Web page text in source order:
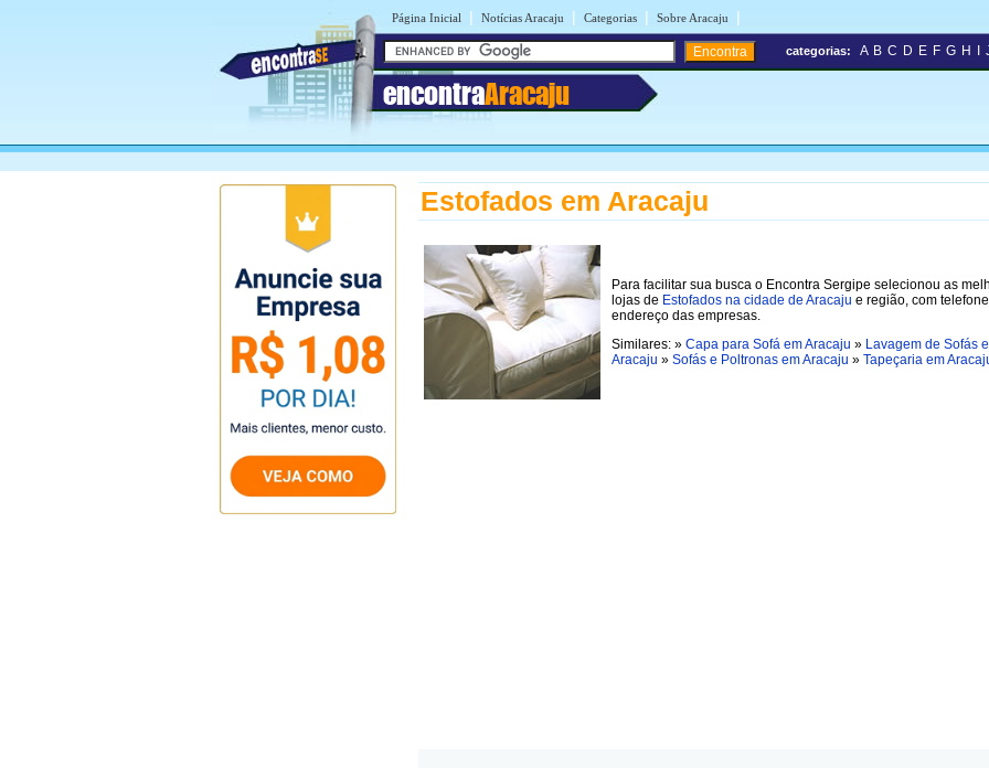
Página Inicial | Notícias Aracaju | Categorias | Sobre Aracaju |
encontraAracaju
categorias: A B C D E F G H
Estofados em Aracaju
Para facilitar sua busca o Encontra Sergipe selecionou as
lojas de Estofados na cidade de Aracaju e região, com
endereço das empresas.
Similares: » Capa para Sofá em Aracaju » Lavagem de Sofás
Aracaju » Sofás e Poltronas em Aracaju » Tapeçaria em